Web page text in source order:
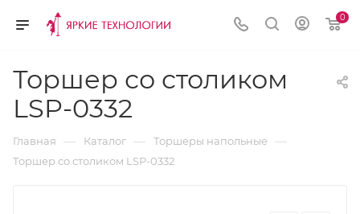
0
Торшер со столиком
LSP-0332
Главная — Каталог — Торшеры напольные —
Торшер со столиком LSP-0332